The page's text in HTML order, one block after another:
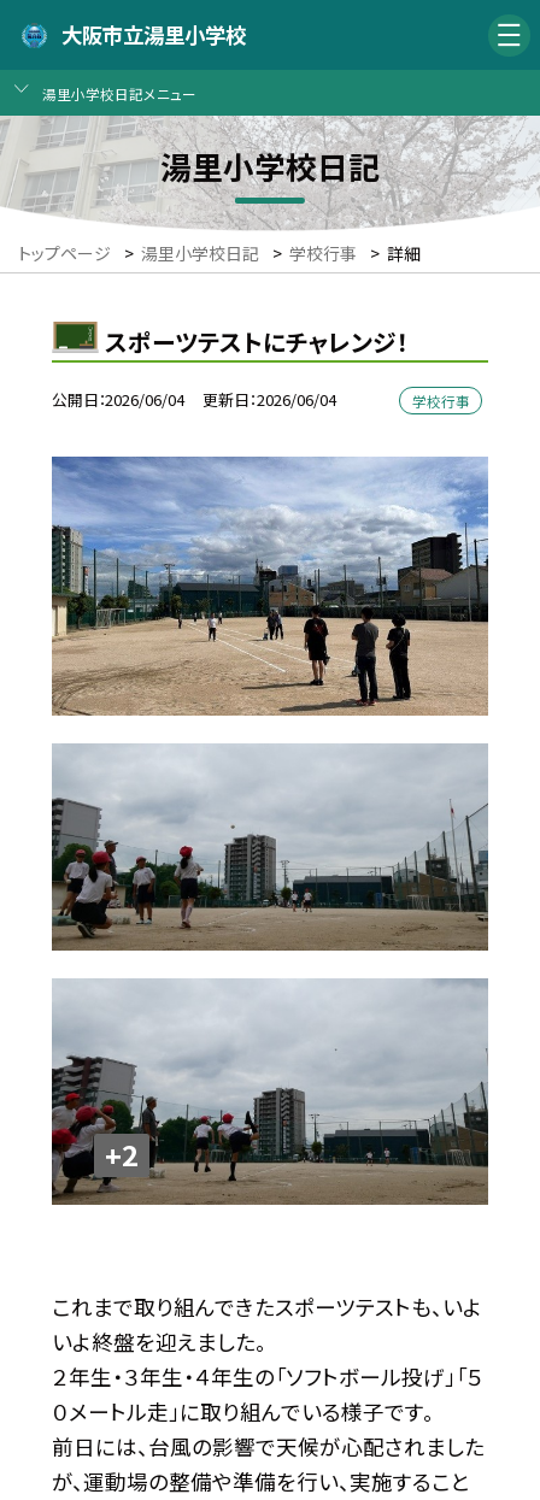
大阪市立湯里小学校
湯里小学校日記メニュー
湯里小学校日記
トップページ > 湯里小学校日記 > 学校行事 > 詳細
スポーツテストにチャレンジ！
公開日 2026/06/04 更新日 2026/06/04 学校行事
+2
これまで取り組んできたスポーツテストも、いよ
いよ終盤を迎えました。
２年生・３年生・４年生の「ソフトボール投げ」「５
０メートル走」に取り組んでいる様子です。
前日には、台風の影響で天候が心配されました
が、運動場の整備や準備を行い、実施すること